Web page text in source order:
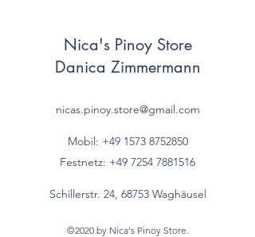
Nica's Pinoy Store
Danica Zimmermann
nicas.pinoy.store@gmail.com
Mobil: +49 1573 8752850
Festnetz: +49 7254 7881516
Schillerstr. 24, 68753 Waghäusel
©2020 by Nica's Pinoy Store.